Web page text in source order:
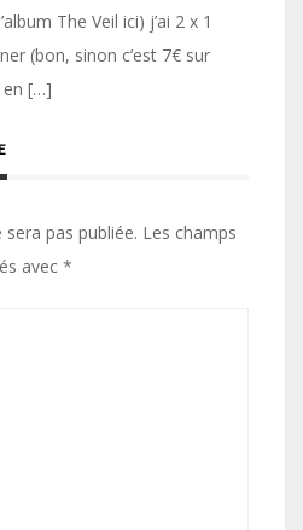
The Veil ici) j’ai 2 x 1
(bon, sinon c’est 7€ sur
en […]
pas publiée. Les champs
avec *